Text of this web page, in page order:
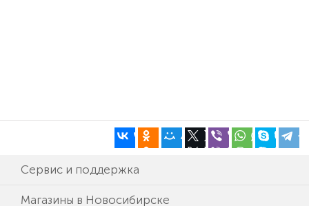
Сервис и поддержка
Магазины в Новосибирске